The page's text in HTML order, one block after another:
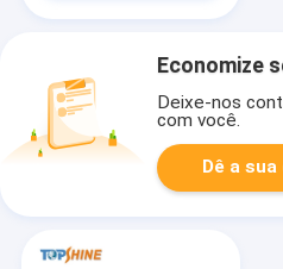
Economize
Deixe-nos
com você.
Dê a